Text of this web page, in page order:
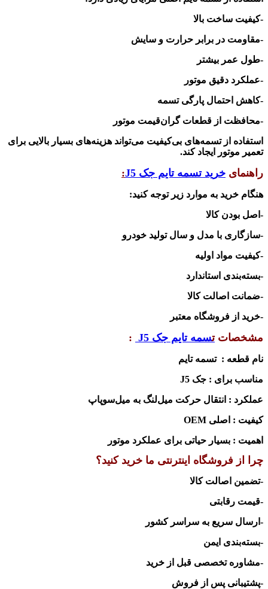
-کیفیت ساخت بالا
-مقاومت در برابر حرارت و سایش
-طول عمر بیشتر
-عملکرد دقیق موتور
-کاهش احتمال پارگی تسمه
-محافظت از قطعات گران‌قیمت موتور
استفاده از تسمه‌های بی‌کیفیت می‌تواند هزینه‌های بسیار بالایی برای
تعمیر موتور ایجاد کند.
راهنمای خرید تسمه تایم جک J5
:
هنگام خرید به موارد زیر توجه کنید:
-اصل بودن کالا
-سازگاری با مدل و سال تولید خودرو
-کیفیت مواد اولیه
-بسته‌بندی استاندارد
-ضمانت اصالت کالا
-خرید از فروشگاه معتبر
مشخصاتتسمه تایم جک J5
:
نام قطعه : تسمه تایم
مناسب برای : جک J5
عملکرد : انتقال حرکت میل‌لنگ به میل‌سوپاپ
کیفیت : اصلی OEM
اهمیت : بسیار حیاتی برای عملکرد موتور
چرا از فروشگاه اینترنتی ما خرید کنید؟
-تضمین اصالت کالا
-قیمت رقابتی
-ارسال سریع به سراسر کشور
-بسته‌بندی ایمن
-مشاوره تخصصی قبل از خرید
-پشتیبانی پس از فروش